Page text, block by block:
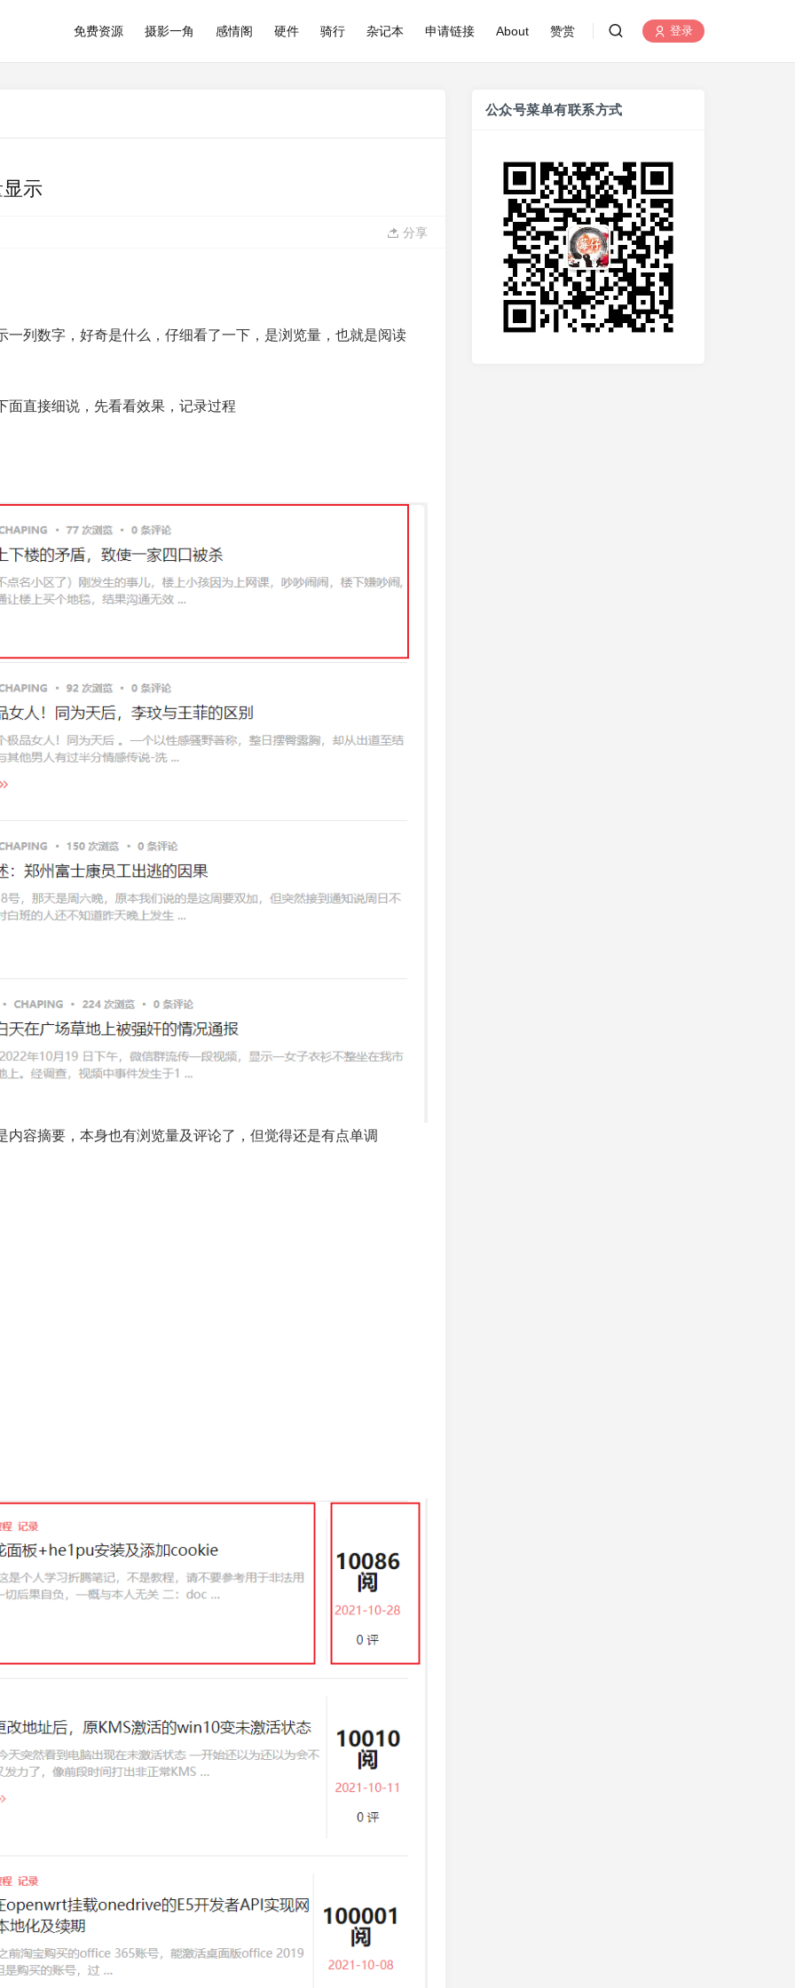
免费资源 摄影一角 感情阁 硬件 骑行 杂记本 申请链接 About 赞赏 登录
示
分享
列数字，好奇是什么，仔细看了一下，是浏览量，也就是阅读
面直接细说，先看看效果，记录过程
容摘要，本身也有浏览量及评论了，但觉得还是有点单调
公众号菜单有联系方式